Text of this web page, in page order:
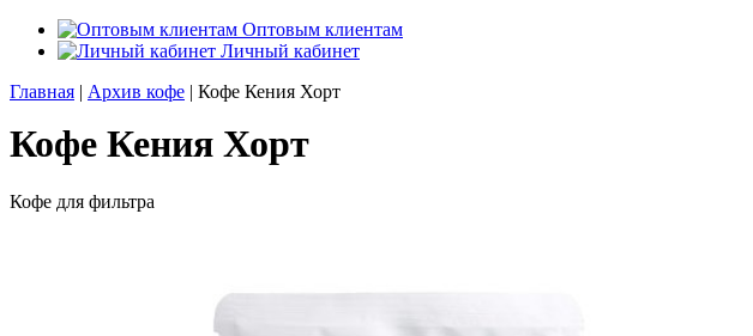
Оптовым клиентам
Личный кабинет
Главная | Архив кофе | Кофе Кения Хорт
Кофе Кения Хорт
Кофе для фильтра